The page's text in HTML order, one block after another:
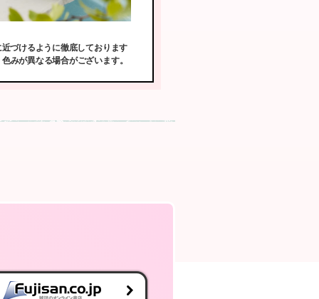
づけるように徹底しております
みが異なる場合がございます。